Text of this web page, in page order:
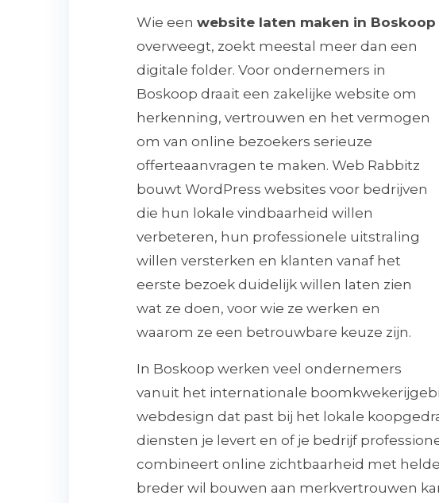
Wie een website laten maken in Boskoop
overweegt, zoekt meestal meer dan een
digitale folder. Voor ondernemers in
Boskoop draait een zakelijke website om
herkenning, vertrouwen en het vermogen
om van online bezoekers serieuze
offerteaanvragen te maken. Web Rabbitz
bouwt WordPress websites voor bedrijven
die hun lokale vindbaarheid willen
verbeteren, hun professionele uitstraling
willen versterken en klanten vanaf het
eerste bezoek duidelijk willen laten zien
wat ze doen, voor wie ze werken en
waarom ze een betrouwbare keuze zijn.
In Boskoop werken veel ondernemers
vanuit het internationale
webdesign dat past bij het lokale
diensten je levert en of je bedrijf
combineert online zichtbaarheid met
breder wil bouwen aan merkvertrouwen